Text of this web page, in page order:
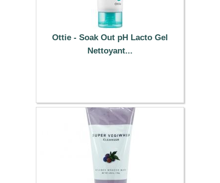
Ottie - Soak Out pH Lacto Gel
Nettoyant...